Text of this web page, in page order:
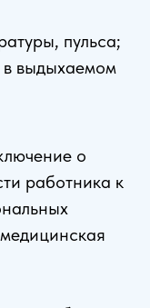
пульса;
в выдыхаемом
о
работника к